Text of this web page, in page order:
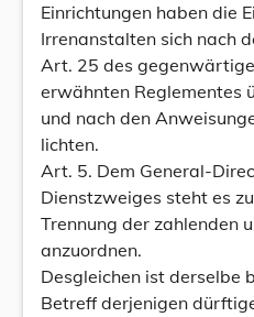
Einrichtungen haben die
Irrenanstalten sich nach
Art. 25 des
erwähnten Reglementes
und nach den
lichten.
Art. 5. Dem General-
Dienstzweiges steht es
Trennung der zahlenden
anzuordnen.
Desgleichen ist derselbe
Betreff derjenigen